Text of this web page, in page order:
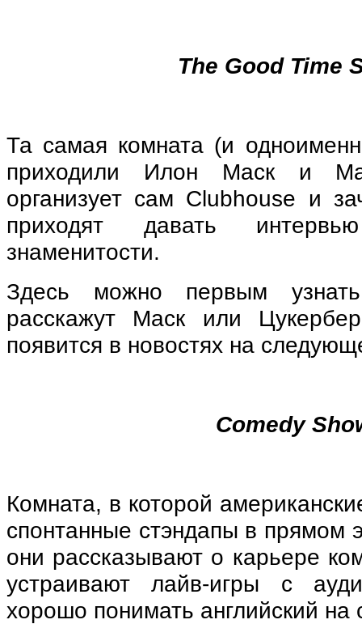
The Good Time
Та самая комната (и
приходили Илон Маск и
организует сам Clubhouse и
приходят давать
знаменитости.
Здесь можно первым
расскажут Маск или
появится в новостях на
Comedy
Комната, в которой
спонтанные стэндапы в прямом
они рассказывают о карьере
устраивают лайв-игры с
хорошо понимать английский на